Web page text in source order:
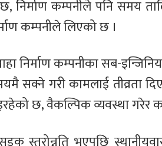
निर्माण कम्पनीले पनि समय
कम्पनीले लिएको छ ।
निर्माण कम्पनीका सब-
गरी कामलाई तीव्रता
छ, वैकल्पिक व्यवस्था गरेर